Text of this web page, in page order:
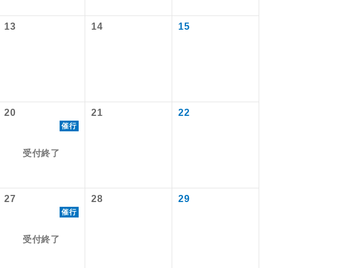
13 14 15
20
催行
受付終了
21 22
27
催行
受付終了
28 29
化遺産や自然遺産を訪ねるコー
スです。
いています。
ています。